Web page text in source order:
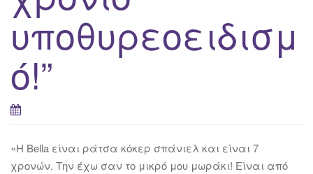
υποθυρεοειδισμ
ό!”
«Η Bella είναι ράτσα κόκερ σπάνιελ και είναι 7
χρονών. Την έχω σαν το μικρό μου μωράκι! Είναι από